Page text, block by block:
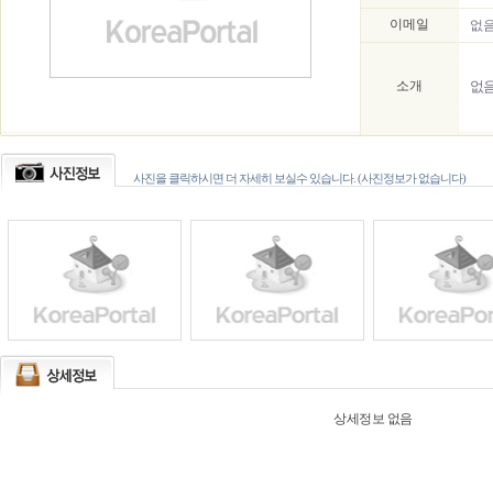
이메일 없
소개 없
사진을 클릭하시면 더 자세히 보실수 있습니다. (사진정보가 없습니다)
상세정보 없음